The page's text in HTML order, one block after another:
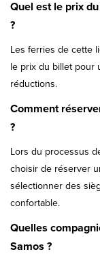
Quel est le prix
?
Les ferries de cette
le prix du billet pour
réductions.
Comment
?
Lors du processus
choisir de réserver
sélectionner des
confortable.
Quelles
Samos ?